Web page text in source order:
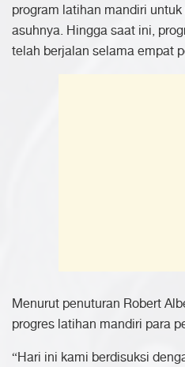
program latihan mandiri
asuhnya. Hingga saat ini,
telah berjalan selama empat
Menurut penuturan Robert
progres latihan mandiri para
“Hari ini kami berdisuksi